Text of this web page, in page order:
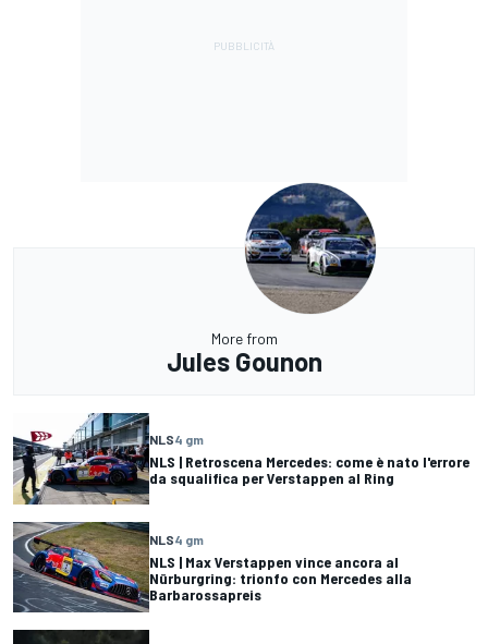
More from
Jules Gounon
NLS4 gm
NLS | Retroscena Mercedes: come è nato l'errore
da squalifica per Verstappen al Ring
NLS4 gm
NLS | Max Verstappen vince ancora al
Nürburgring: trionfo con Mercedes alla
Barbarossapreis